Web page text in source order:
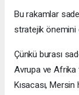
Bu rakamlar
stratejik önemini
Çünkü burası
Avrupa ve Afrika
Kısacası,